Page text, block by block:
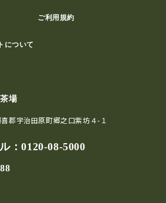
ご利用規約
について
場
郡宇治田原町郷之口紫坊４-１
：0120-08-5000